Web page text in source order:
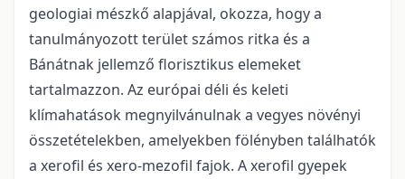
geologiai mészkő alapjával, okozza, hogy a
tanulmányozott terület számos ritka és a
Bánátnak jellemző florisztikus elemeket
tartalmazzon. Az európai déli és keleti
klímahatások megnyilvánulnak a vegyes növényi
összetételekben, amelyekben fölényben találhatók
a xerofil és xero-mezofil fajok. A xerofil gyepek